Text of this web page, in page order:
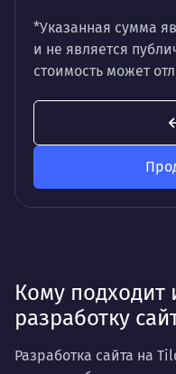
*Указанная сумма
и не является
стоимость может
Кому подходит
разработку
Разработка сайта на